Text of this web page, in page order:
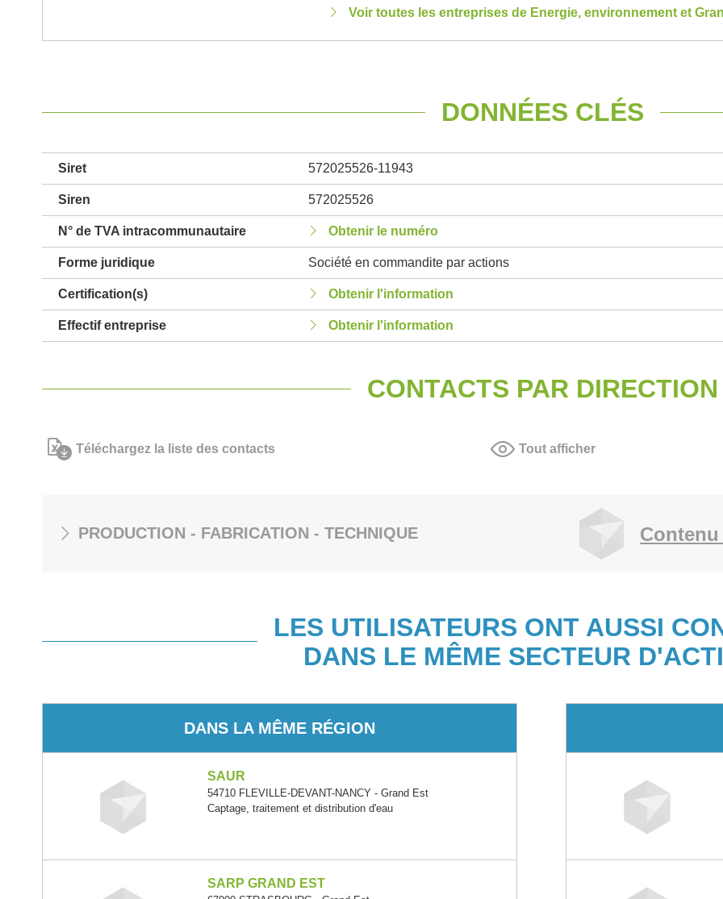
Voir toutes les entreprises de Energie, environnement et
DONNÉES CLÉS
Siret 572025526-11943
Siren 572025526
N° de TVA intracommunautaire Obtenir le numéro
Forme juridique Société en commandite par actions
Certification(s) Obtenir l'information
Effectif entreprise Obtenir l'information
CONTACTS PAR DIRECTION
Téléchargez la liste des contacts Tout afficher
PRODUCTION - FABRICATION - TECHNIQUE
LES UTILISATEURS ONT AUSSI
DANS LE MÊME SECTEUR
DANS LA MÊME RÉGION
SAUR
54710 FLEVILLE-DEVANT-NANCY - Grand Est
Captage, traitement et distribution d'eau
SARP GRAND EST